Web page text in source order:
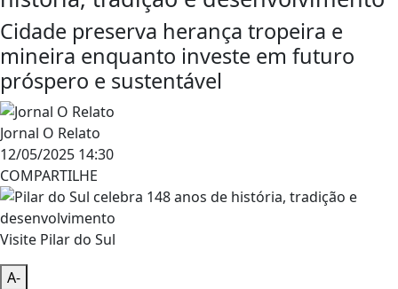
Cidade preserva herança tropeira e
mineira enquanto investe em futuro
próspero e sustentável
Jornal O Relato
12/05/2025 14:30
COMPARTILHE
Visite Pilar do Sul
A-